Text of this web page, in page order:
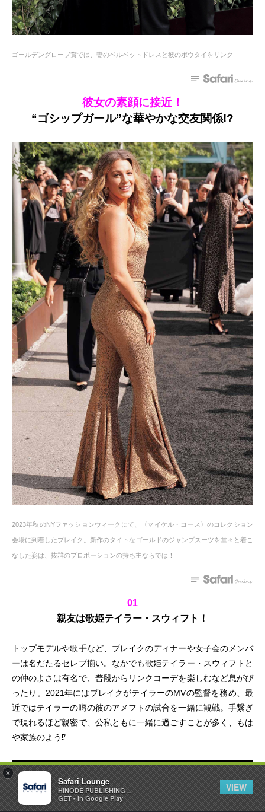
×
Safari Lounge
HINODE PUBLISHING ..
GET - In Google Play
VIEW
ゴールデングローブ賞では、妻のベルベットドレスと彼のボウタイをリンク
彼女の素顔に接近！
“ゴシップガール”な華やかな交友関係!?
2023年秋のNYファッションウィークにて、〈マイケル・コース〉のコレクション
会場に到着したブレイク。新作のタイトなゴールドのジャンプスーツを堂々と着こ
なした姿は、抜群のプロポーションの持ち主ならでは！
01
親友は歌姫テイラー・スウィフト！
トップモデルや歌手など、ブレイクのディナーや女子会のメンバ
ーは名だたるセレブ揃い。なかでも歌姫テイラー・スウィフトと
の仲のよさは有名で、普段からリンクコーデを楽しむなど息がぴ
ったり。2021年にはブレイクがテイラーのMVの監督を務め、最
近ではテイラーの噂の彼のアメフトの試合を一緒に観戦。手繋ぎ
で現れるほど親密で、公私ともに一緒に過ごすことが多く、もは
や家族のよう⁉